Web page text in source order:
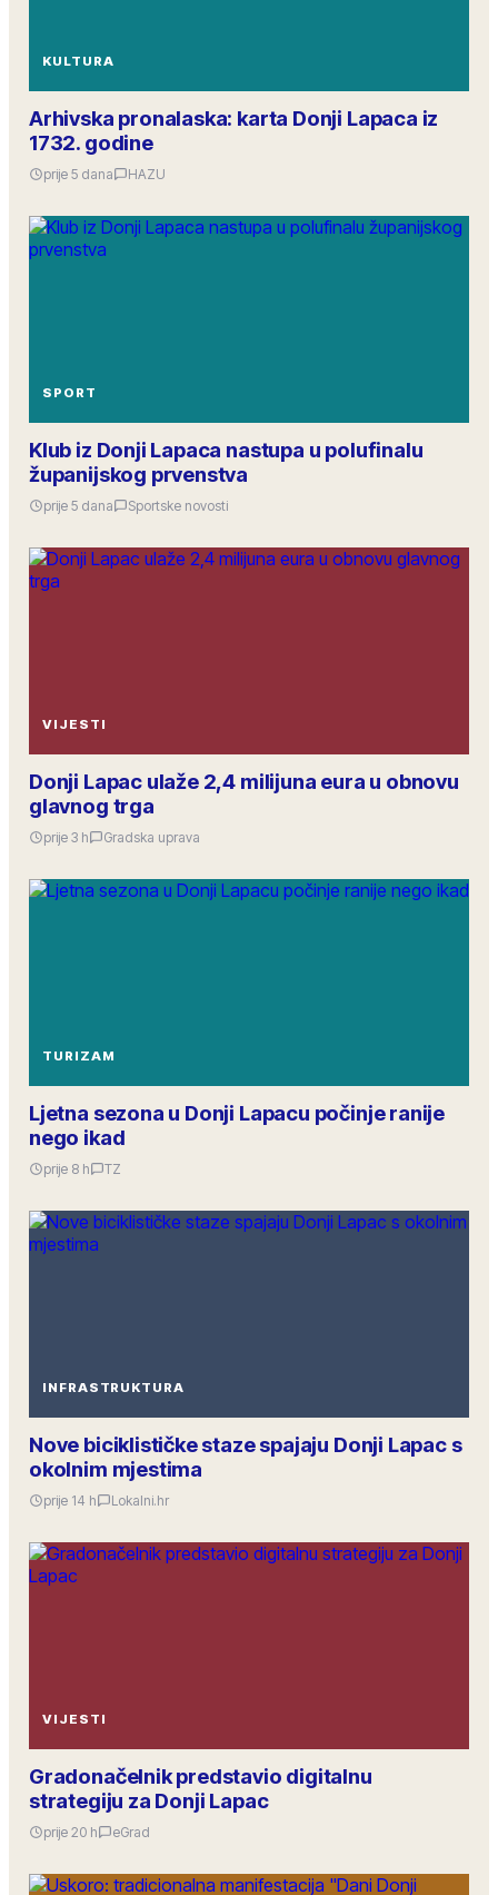
KULTURA
Arhivska pronalaska: karta Donji Lapaca iz
1732. godine
prije 5 dana HAZU
SPORT
Klub iz Donji Lapaca nastupa u polufinalu
županijskog prvenstva
prije 5 dana Sportske novosti
VIJESTI
Donji Lapac ulaže 2,4 milijuna eura u obnovu
glavnog trga
prije 3 h Gradska uprava
TURIZAM
Ljetna sezona u Donji Lapacu počinje ranije
nego ikad
prije 8 h TZ
INFRASTRUKTURA
Nove biciklističke staze spajaju Donji Lapac s
okolnim mjestima
prije 14 h Lokalni.hr
VIJESTI
Gradonačelnik predstavio digitalnu
strategiju za Donji Lapac
prije 20 h eGrad